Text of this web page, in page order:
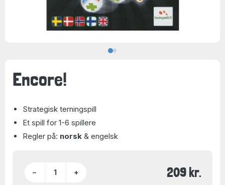
Encore!
Strategisk terningspill
Et spill for 1-6 spillere
Regler på: norsk & engelsk
− + 209 kr.